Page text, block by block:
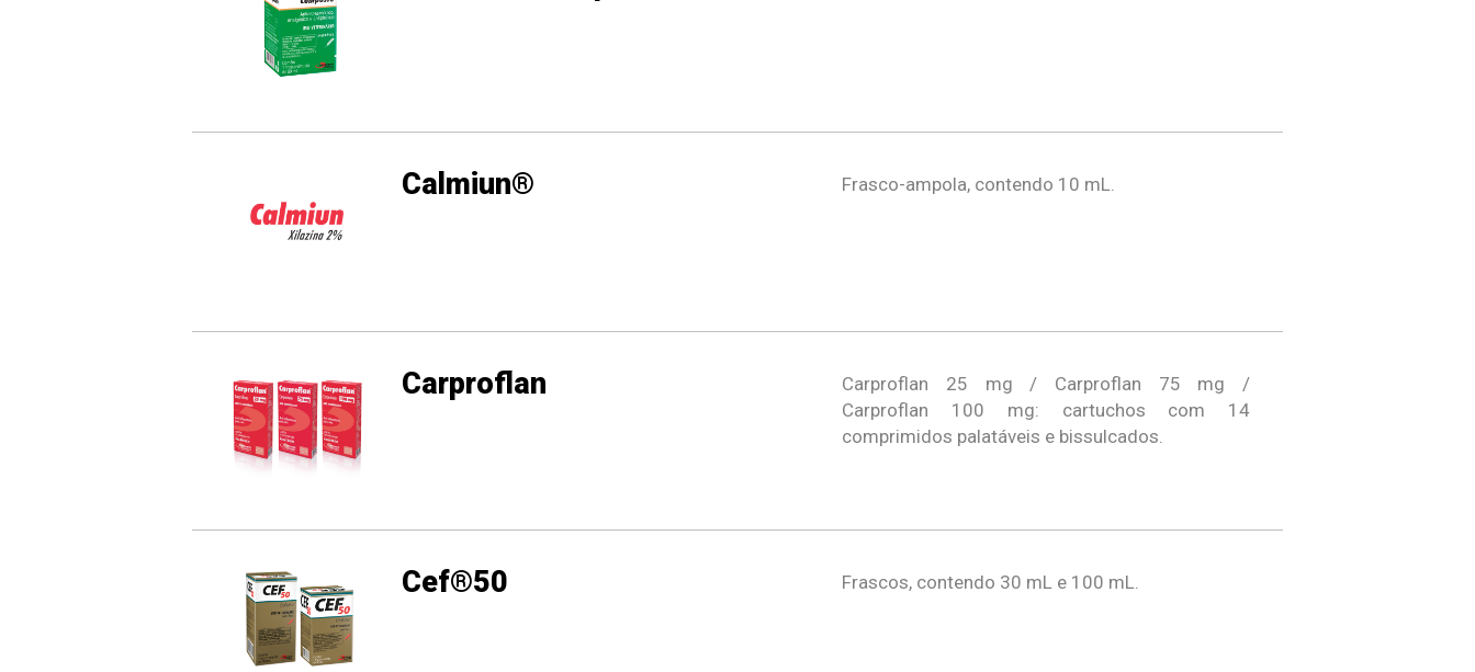
Calmiun® Frasco-ampola, contendo 10 mL.
Carproflan
Carproflan 25 mg / Carproflan 75 mg /
Carproflan 100 mg: cartuchos com 14
comprimidos palatáveis e bissulcados.
Cef®50 Frascos, contendo 30 mL e 100 mL.